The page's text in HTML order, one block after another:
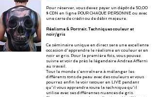
Pour réserver, vous devez payer un dépôt de 50,00
$ CDN en ligne POUR CHAQUE PERSONNE ou avec
une carte de crédit ou de débit majeure.
Réalisme & Portrait. Techniques couleur et
noir/gris
Ce séminaire unique en direct sera une excellente
occasion d'apprendre le réalisme en couleur et en
noir et gris. Pour la première fois, vous pouvez
suivre et voir de près le légendaire Andrea Afferni
au travail.
Tout le monde s'entraînera à mélanger les
différents tons de peau avec des couleurs et vous
pourrez enfin le voir tatouer en LIVE pendant
qu'il vous apprendra toute la technique qu'il
utilise avec ses différentes nuances de gris.